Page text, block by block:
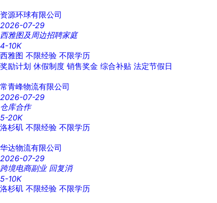
资源环球有限公司
2026-07-29
西雅图及周边招聘家庭
4-10K
西雅图 不限经验 不限学历
奖励计划 休假制度 销售奖金 综合补贴 法定节假日
常青峰物流有限公司
2026-07-29
仓库合作
5-20K
洛杉矶 不限经验 不限学历
华达物流有限公司
2026-07-29
跨境电商副业 回复消
5-10K
洛杉矶 不限经验 不限学历